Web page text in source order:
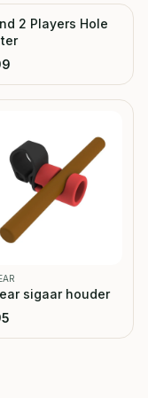
2 Players Hole
sigaar houder